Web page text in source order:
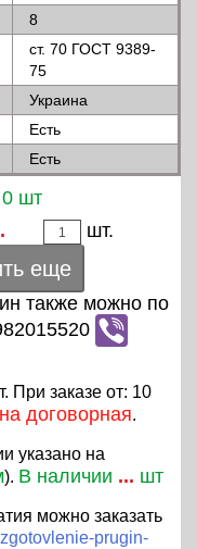
8
ст. 70 ГОСТ 9389-
75
Украина
Есть
Есть
шт
шт.
еще
также можно по
При заказе от: 10
договорная.
указано на
). В наличии ... шт
можно заказать
prugin-